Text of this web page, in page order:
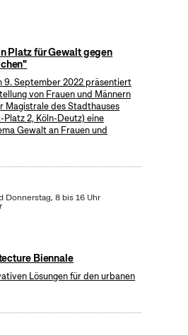
Platz für Gewalt gegen
9. September 2022 präsentiert
von Frauen und Männern
Magistrale des Stadthauses
2, Köln-Deutz) eine
Gewalt an Frauen und
Donnerstag, 8 bis 16 Uhr
Biennale
Lösungen für den urbanen